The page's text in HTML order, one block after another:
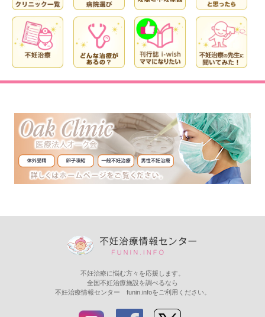
不妊治療に悩む方々を応援します。
全国不妊治療施設を調べるなら
不妊治療情報センター funin.infoをご利用ください。